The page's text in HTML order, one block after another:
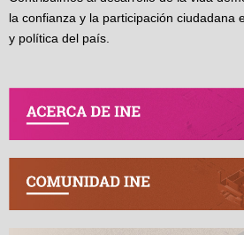
la confianza y la participación ciudadana
y política del país.